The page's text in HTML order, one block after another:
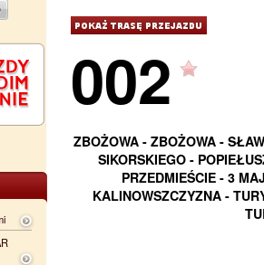
002
ZBOŻOWA - ZBOŻOWA -
SIKORSKIEGO -
PRZEDMIEŚCIE - 3
KALINOWSZCZYZNA -